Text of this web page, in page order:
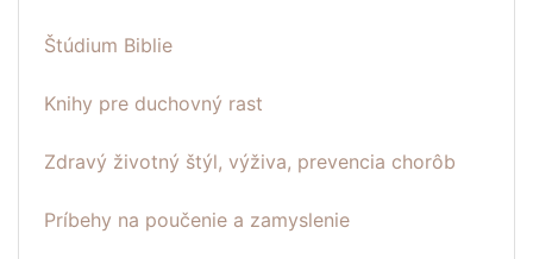
Štúdium Biblie
Knihy pre duchovný rast
Zdravý životný štýl, výživa, prevencia chorôb
Príbehy na poučenie a zamyslenie